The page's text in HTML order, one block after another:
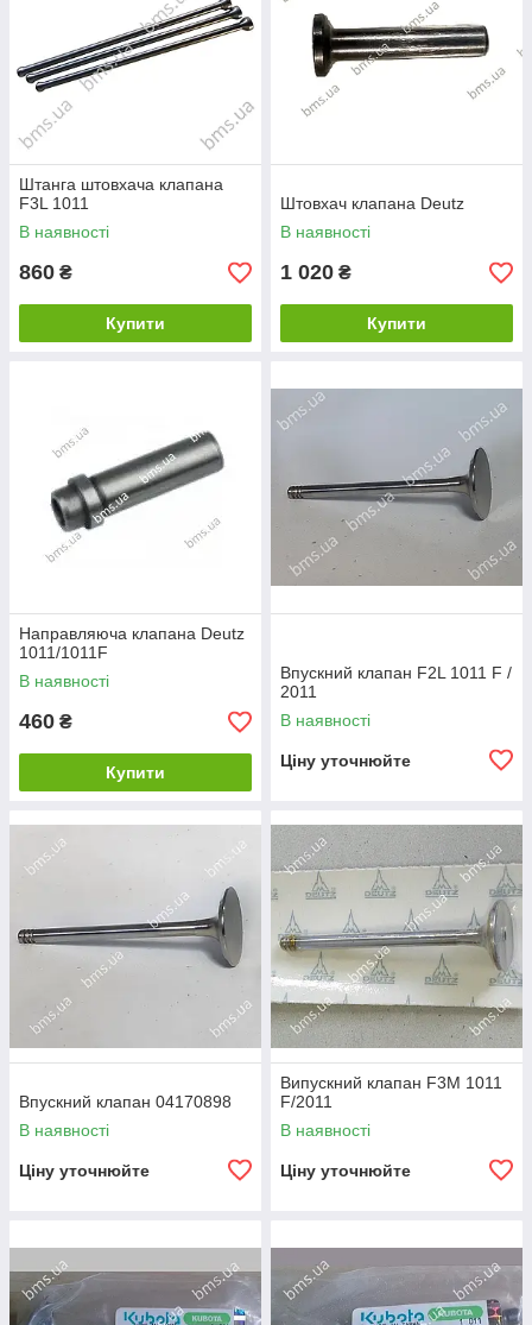
Штанга штовхача клапана
F3L 1011
В наявності
860 ₴
Купити
Штовхач клапана Deutz
В наявності
1 020 ₴
Купити
Направляюча клапана Deutz
1011/1011F
В наявності
460 ₴
Купити
Впускний клапан F2L 1011 F /
2011
В наявності
Ціну уточнюйте
Впускний клапан 04170898
В наявності
Ціну уточнюйте
Випускний клапан F3M 1011
F/2011
В наявності
Ціну уточнюйте